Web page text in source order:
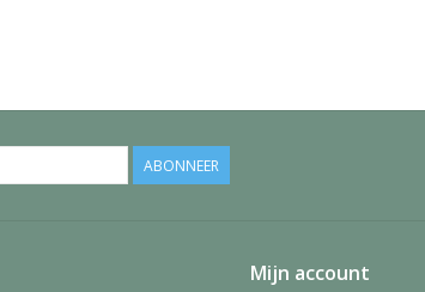
ABONNEER
Mijn account